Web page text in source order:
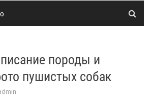
породы и
пушистых собак